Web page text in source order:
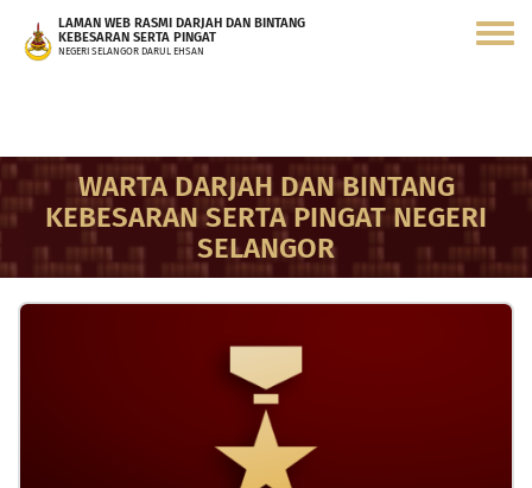
kandungan
LAMAN WEB RASMI DARJAH DAN BINTANG
KEBESARAN SERTA PINGAT
NEGERI SELANGOR DARUL EHSAN
Toggle
WARTA DARJAH DAN BINTANG
KEBESARAN SERTA PINGAT NEGERI
SELANGOR